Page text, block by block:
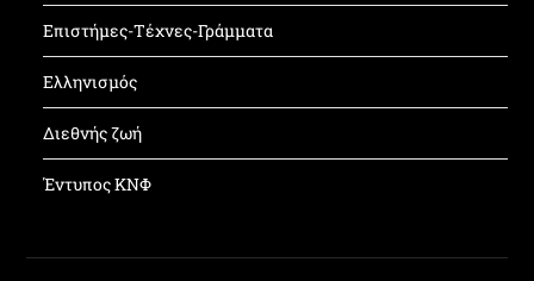
Επιστήμες-Τέχνες-Γράμματα
Ελληνισμός
Διεθνής ζωή
Έντυπος ΚΝΦ